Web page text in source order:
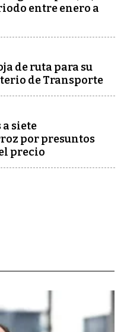
entre enero a
de ruta para su
de Transporte
siete
por presuntos
precio